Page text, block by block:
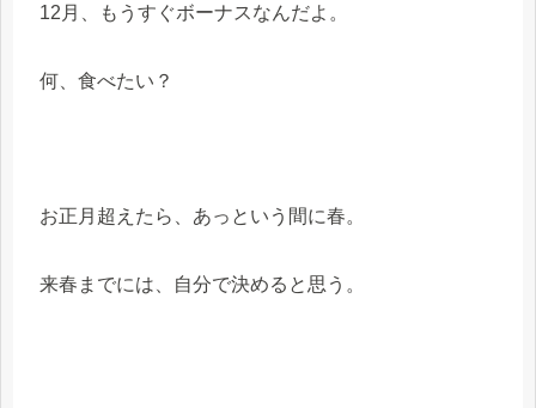
12月、もうすぐボーナスなんだよ。
何、食べたい？
お正月超えたら、あっという間に春。
来春までには、自分で決めると思う。